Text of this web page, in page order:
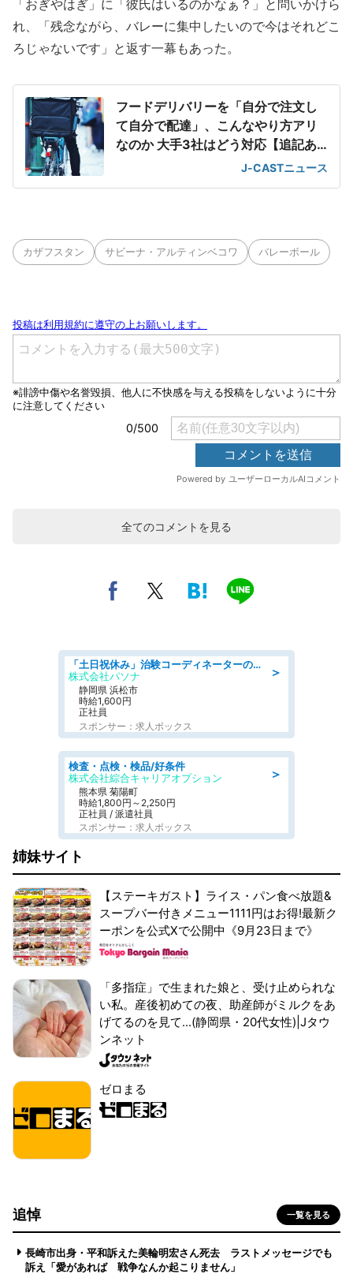
「おぎやはぎ」に「彼氏はいるのかなぁ？」と問いかけら
れ、「残念ながら、バレーに集中したいので今はそれどこ
ろじゃないです」と返す一幕もあった。
フードデリバリーを「自分で注文し
て自分で配達」、こんなやり方アリ
なのか 大手3社はどう対応【追記あ
J-CASTニュース
カザフスタン サビーナ・アルティンベコワ バレーボール
全てのコメントを見る
＞
「土日祝休み」治験コーディネーターのお仕事/未経験OK
株式会社パソナ
静岡県 浜松市
時給1,600円
正社員
スポンサー：求人ボックス
＞
検査・点検・検品/好条件
株式会社綜合キャリアオプション
熊本県 菊陽町
時給1,800円～2,250円
正社員 / 派遣社員
スポンサー：求人ボックス
姉妹サイト
【ステーキガスト】ライス・パン食べ放題&
スープバー付きメニュー1111円はお得!最新ク
ーポンを公式Xで公開中《9月23日まで》
「多指症」で生まれた娘と、受け止められな
い私。産後初めての夜、助産師がミルクをあ
げてるのを見て...(静岡県・20代女性)|Jタウ
ンネット
ゼロまる
追悼 一覧を見る
長崎市出身・平和訴えた美輪明宏さん死去 ラストメッセージでも
訴え「愛があれば 戦争なんか起こりません」